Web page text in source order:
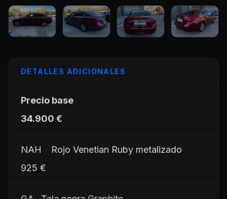
DETALLES ADICIONALES
Precio base
34.900 €
NAH	Rojo Venetian Ruby metalizado
925 €